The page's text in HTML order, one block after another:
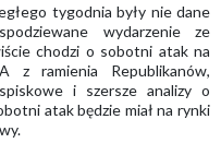
tygodnia były nie dane
wydarzenie ze
chodzi o sobotni atak na
z ramienia Republikanów,
i szersze analizy o
atak będzie miał na rynki